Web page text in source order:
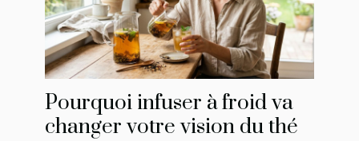
Pourquoi infuser à froid va
changer votre vision du thé